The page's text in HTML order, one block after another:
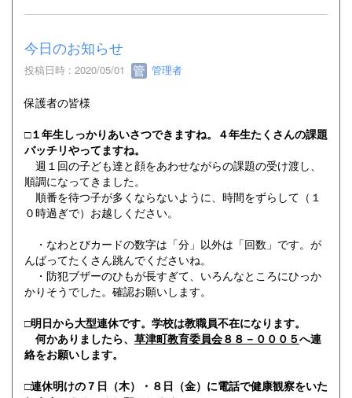
今日のお知らせ
投稿日時 : 2020/05/01 管理者
保護者の皆様
□１年生しっかりあいさつできますね。４年生たくさんの課題
バッチリやってますね。
週１回の子ども達と顔をあわせながらの課題の受け渡し、
順調になってきました。
順番を待つ子が多くならないように、時間をずらして（１
０時過ぎで）お越しください。
・なわとびカードの数字は「分」以外は「回数」です。が
んばってたくさん跳んでくださいね。
・防犯ブザーのひもが長すぎて、いろんなところにひっか
かりそうでした。確認お願いします。
□明日から大型連休です。学校は教職員不在になります。
何かありましたら、 草津町教育委員会８８－０００５へ連
絡をお願いします。
□連休明けの７日（木）・８日（金）に電話で健康観察をいた